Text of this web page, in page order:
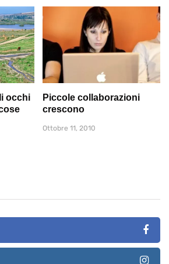
occhi
Piccole collaborazioni
crescono
Ottobre 11, 2010